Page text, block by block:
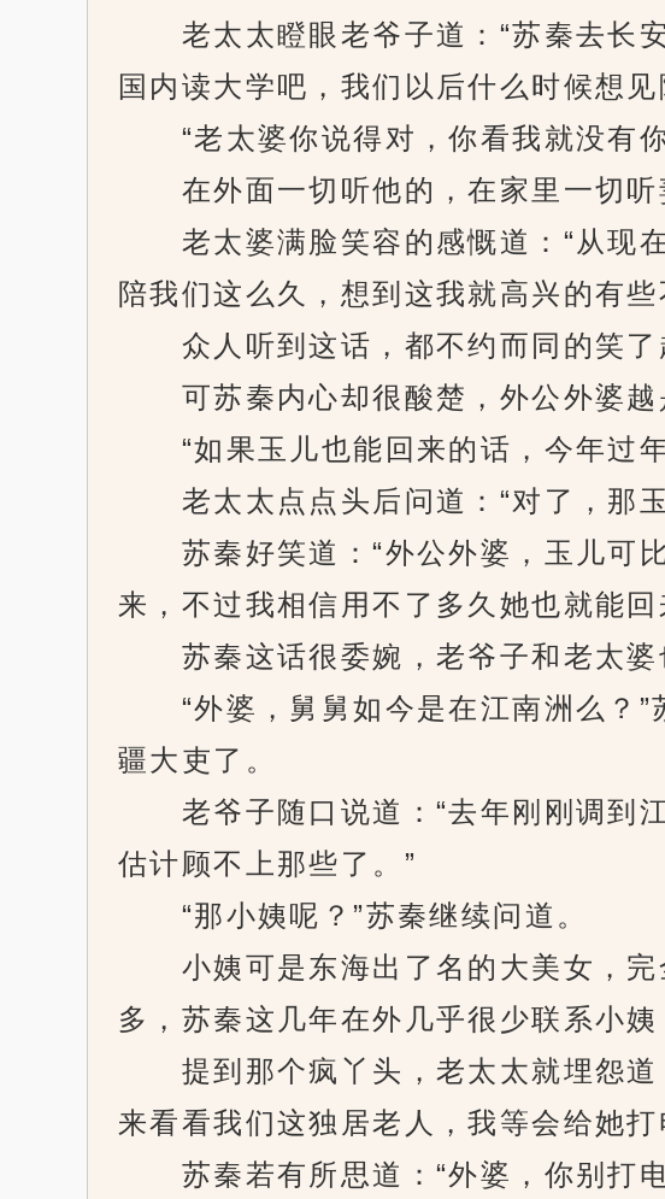
老太太瞪眼老爷子道：“苏秦去长安
国内读大学吧，我们以后什么时候想
“老太婆你说得对，你看我就没有你
在外面一切听他的，在家里一切听
老太婆满脸笑容的感慨道：“从现在
陪我们这么久，想到这我就高兴的有
众人听到这话，都不约而同的笑了
可苏秦内心却很酸楚，外公外婆越
“如果玉儿也能回来的话，今年过年
老太太点点头后问道：“对了，那玉
苏秦好笑道：“外公外婆，玉儿可比
来，不过我相信用不了多久她也就能回
苏秦这话很委婉，老爷子和老太婆
“外婆，舅舅如今是在江南洲么？”
疆大吏了。
老爷子随口说道：“去年刚刚调到江
估计顾不上那些了。”
“那小姨呢？”苏秦继续问道。
小姨可是东海出了名的大美女，完
多，苏秦这几年在外几乎很少联系小
提到那个疯丫头，老太太就埋怨道
来看看我们这独居老人，我等会给她
苏秦若有所思道：“外婆，你别打电